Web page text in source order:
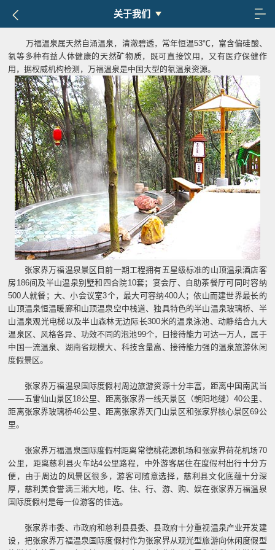
关于我们
万福温泉属天然自涌温泉，清澈碧透，常年恒温53℃，富含偏硅酸、
氡等多种有益人体健康的天然矿物质，既可直接饮用，又有医疗保健作
用，据权威机构检测，万福温泉是中国大型的氡温泉资源。
张家界万福温泉景区目前一期工程拥有五星级标准的山顶温泉酒店客
房186间及半山温泉别墅和四合院10套；宴会厅、自助茶餐厅可同时容纳
500人就餐；大、小会议室3个，最大可容纳400人；依山而建世界最长的
山顶温泉恒温暖廊和山顶温泉空中栈道、独具特色的半山温泉玻璃桥、半
山温泉观光电梯以及半山森林无边际长300米的温泉泳池、动静结合九大
温泉区、风格各异、功效不同的泡池99个，日接待能力可达一万人，属于
中国一流温泉、湖南省规模大、科技含量高、接待能力强的温泉旅游休闲
度假景区。
张家界万福温泉国际度假村周边旅游资源十分丰富，距离中国南武当
——五雷仙山景区18公里、距离张家界一线天景区（朝阳地缝）40公里、
距离张家界玻璃桥46公里、距离张家界天门山景区和张家界核心景区69公
里。
张家界万福温泉国际度假村距离常德桃花源机场和张家界荷花机场70
公里，距离慈利县火车站4公里路程，中外游客居住在度假村出行十分方
便，由于周边的风景区很多，游客可随意选择，慈利县文化底蕴十分深
厚，慈利美食誉满三湘大地，吃、住、行、游、购、娱在张家界万福温泉
国际度假村是每一位游客的佳选。
张家界市委、市政府和慈利县县委、县政府十分重视温泉产业开发建
设，把张家界万福温泉国际度假村作为张家界从观光型旅游向休闲度假型